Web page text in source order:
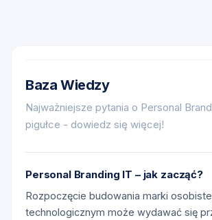
Baza Wiedzy
Najważniejsze pytania o Personal
pigułce - dowiedz się więcej!
Personal Branding IT – jak zacząć?
Rozpoczęcie budowania marki
technologicznym może wydawać się